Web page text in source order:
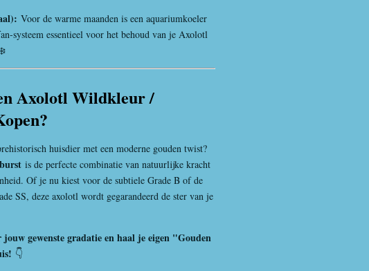
Voor de warme maanden is een aquariumkoeler
systeem essentieel voor het behoud van je Axolotl
Axolotl Wildkleur /
huisdier met een moderne gouden twist?
is de perfecte combinatie van natuurlijke kracht
Of je nu kiest voor de subtiele Grade B of de
SS, deze axolotl wordt gegarandeerd de ster van je
jouw gewenste gradatie en haal je eigen "Gouden
👇